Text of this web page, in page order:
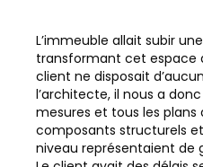
L’immeuble allait subir
transformant cet espace
client ne disposait
l’architecte, il nous a
mesures et tous les plans
composants structurels
niveau représentaient de